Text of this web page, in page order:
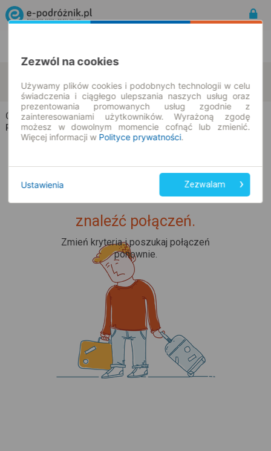
10.08.2026 | -- : --
zmień kryteria
Ćwikły-Krajewo → Żabikowo Rządowe
Rozkład jazdy i bilety
Upss... Nie udało nam się
znaleźć połączeń.
Zmień kryteria i poszukaj połączeń
ponownie.
Zezwól na cookies
Używamy plików cookies i podobnych technologii w celu
świadczenia i ciągłego ulepszania naszych usług oraz
prezentowania promowanych usług zgodnie z
zainteresowaniami użytkowników. Wyrażoną zgodę
możesz w dowolnym momencie cofnąć lub zmienić.
Więcej informacji w Polityce prywatności.
Ustawienia Zezwalam